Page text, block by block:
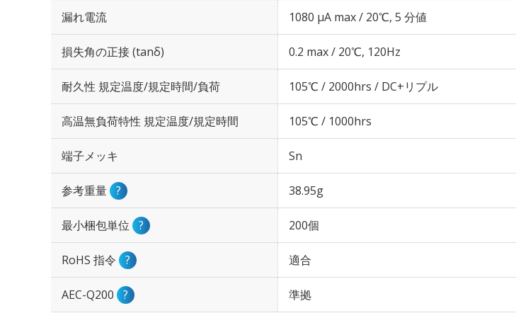
漏れ電流 1080 μA max / 20℃, 5 分値
損失角の正接 (tanδ) 0.2 max / 20℃, 120Hz
耐久性 規定温度/規定時間/負荷 105℃ / 2000hrs / DC+リプル
高温無負荷特性 規定温度/規定時間 105℃ / 1000hrs
端子メッキ Sn
参考重量 ? 38.95g
最小梱包単位 ? 200個
RoHS 指令 ? 適合
AEC-Q200 ? 準拠